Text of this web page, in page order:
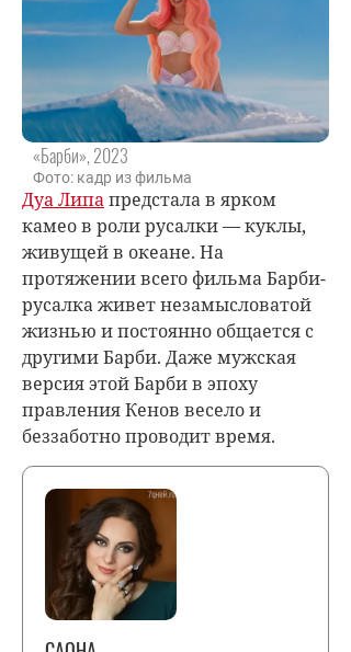
«Барби», 2023
Фото: кадр из фильма
Дуа Липапредстала в ярком
камео в роли русалки — куклы,
живущей в океане. На
протяжении всего фильма Барби-
русалка живет незамысловатой
жизнью и постоянно общается с
другими Барби. Даже мужская
версия этой Барби в эпоху
правления Кенов весело и
беззаботно проводит время.